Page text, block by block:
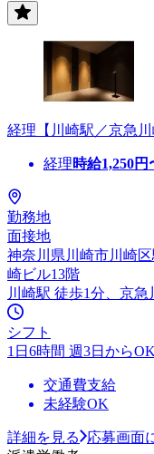
経理【川崎駅／京急川
経理時給1,250円
勤務地
面接地
神奈川県川崎市川崎
崎ビル13階
川崎駅 徒歩1分、京急
シフト
1日6時間 週3日からOK
交通費支給
未経験OK
詳細を見る
応募画面